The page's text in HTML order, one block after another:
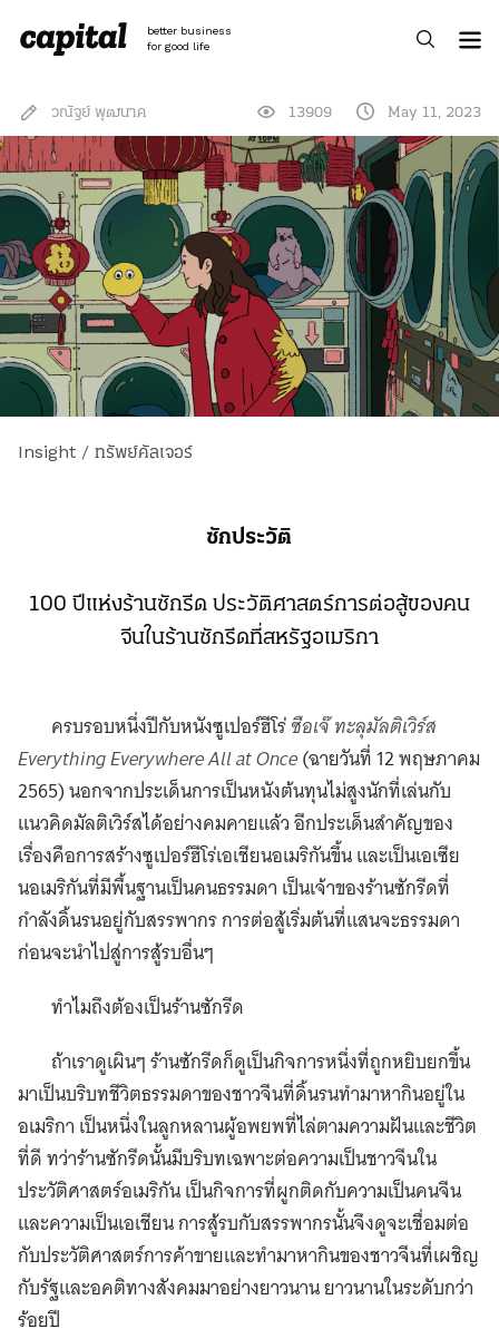
content
better business
for good life
วณัฐย์ พุฒนาค 13909 May 11, 2023
Insight / ทรัพย์คัลเจอร์
ซักประวัติ
100 ปีแห่งร้านซักรีด ประวัติศาสตร์การต่อสู้ของคน
จีนในร้านซักรีดที่สหรัฐอเมริกา
ครบรอบหนึ่งปีกับหนังซูเปอร์ฮีโร่ซือเจ๊ ทะลุมัลติเวิร์ส
Everything Everywhere All at Once(ฉายวันที่ 12 พฤษภาคม
2565) นอกจากประเด็นการเป็นหนังต้นทุนไม่สูงนักที่เล่นกับ
แนวคิดมัลติเวิร์สได้อย่างคมคายแล้ว อีกประเด็นสำคัญของ
เรื่องคือการสร้างซูเปอร์ฮีโร่เอเชียนอเมริกันขึ้น และเป็นเอเซีย
นอเมริกันที่มีพื้นฐานเป็นคนธรรมดา เป็นเจ้าของร้านซักรีดที่
กำลังดิ้นรนอยู่กับสรรพากร การต่อสู้เริ่มต้นที่แสนจะธรรมดา
ก่อนจะนำไปสู่การสู้รบอื่นๆ
ทำไมถึงต้องเป็นร้านซักรีด
ถ้าเราดูเผินๆ ร้านซักรีดก็ดูเป็นกิจการหนึ่งที่ถูกหยิบยกขึ้น
มาเป็นบริบทชีวิตธรรมดาของชาวจีนที่ดิ้นรนทำมาหากินอยู่ใน
อเมริกา เป็นหนึ่งในลูกหลานผู้อพยพที่ไล่ตามความฝันและชีวิต
ที่ดี ทว่าร้านซักรีดนั้นมีบริบทเฉพาะต่อความเป็นชาวจีนใน
ประวัติศาสตร์อเมริกัน เป็นกิจการที่ผูกติดกับความเป็นคนจีน
และความเป็นเอเชียน การสู้รบกับสรรพากรนั้นจึงดูจะเชื่อมต่อ
กับประวัติศาสตร์การค้าขายและทำมาหากินของชาวจีนที่เผชิญ
กับรัฐและอคติทางสังคมมาอย่างยาวนาน ยาวนานในระดับกว่า
ร้อยปี